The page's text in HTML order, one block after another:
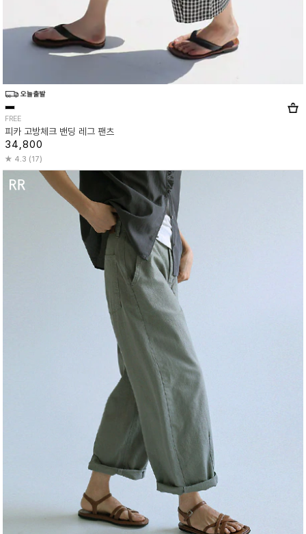
FREE
피카 고방체크 밴딩 레그 팬츠
34,800
4.3 (17)